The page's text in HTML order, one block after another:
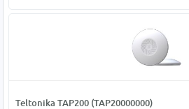
Teltonika TAP200 (TAP20000000)